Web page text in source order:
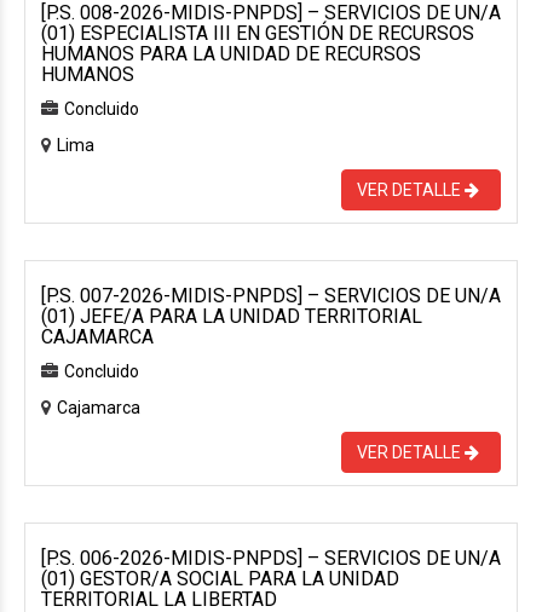
[P.S. 008-2026-MIDIS-PNPDS] – SERVICIOS DE UN/A
(01) ESPECIALISTA III EN GESTIÓN DE RECURSOS
HUMANOS PARA LA UNIDAD DE RECURSOS
HUMANOS
Concluido
Lima
VER DETALLE
[P.S. 007-2026-MIDIS-PNPDS] – SERVICIOS DE UN/A
(01) JEFE/A PARA LA UNIDAD TERRITORIAL
CAJAMARCA
Concluido
Cajamarca
VER DETALLE
[P.S. 006-2026-MIDIS-PNPDS] – SERVICIOS DE UN/A
(01) GESTOR/A SOCIAL PARA LA UNIDAD
TERRITORIAL LA LIBERTAD